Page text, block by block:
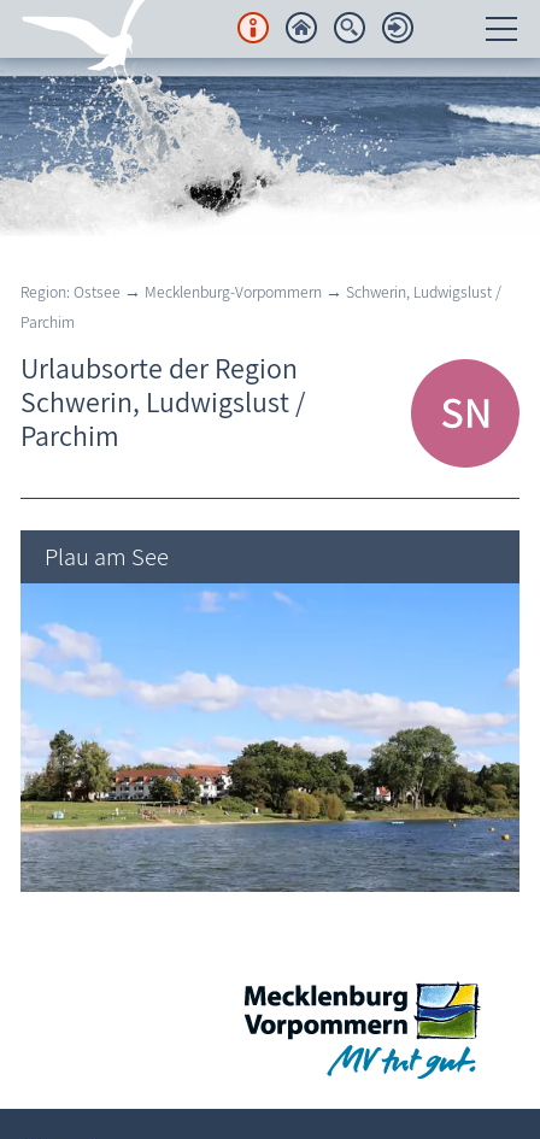
Unterkünfte
Regionales
Urlaubsorte
Insel Rügen
Insel Usedom
Region Nordwestmecklenburg
Region Rostock
Region Schwerin
Karte Urlaubsorte
Karten
Freizeit
Wissenswertes
Veranstaltungen
Region: Ostsee → Mecklenburg-Vorpommern → Schwerin, Ludwigslust /
Parchim
Urlaubsorte der Region
Schwerin, Ludwigslust /
Parchim
Plau am See